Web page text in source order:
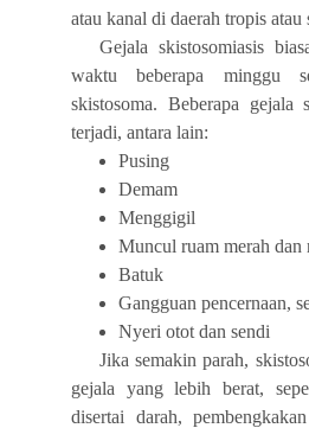
atau kanal di daerah tropis atau
Gejala skistosomiasis
waktu beberapa minggu
skistosoma. Beberapa gejala
terjadi, antara lain:
Pusing
Demam
Menggigil
Muncul ruam merah dan
Batuk
Gangguan pencernaan,
Nyeri otot dan sendi
Jika semakin parah,
gejala yang lebih berat,
disertai darah,